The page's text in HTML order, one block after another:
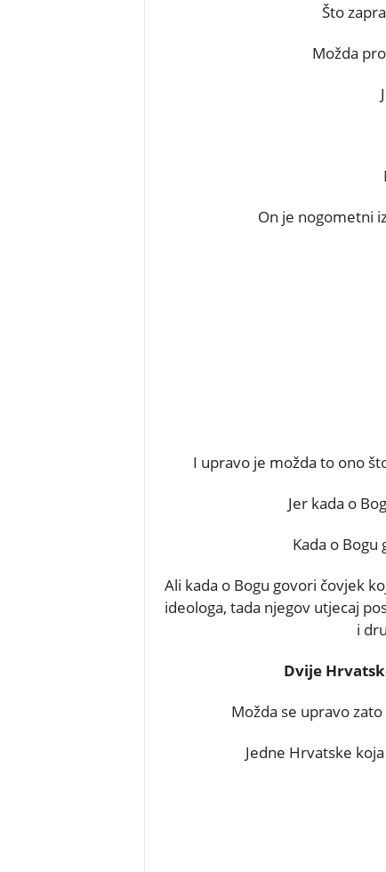
Što
Možda
On je nogometni
I upravo je možda to ono
Jer kada o
Kada o
Ali kada o Bogu govori čovjek
ideologa, tada njegov utjecaj
i
Dvije
Možda se upravo
Jedne Hrvatske